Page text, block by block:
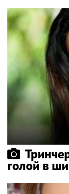
голой в